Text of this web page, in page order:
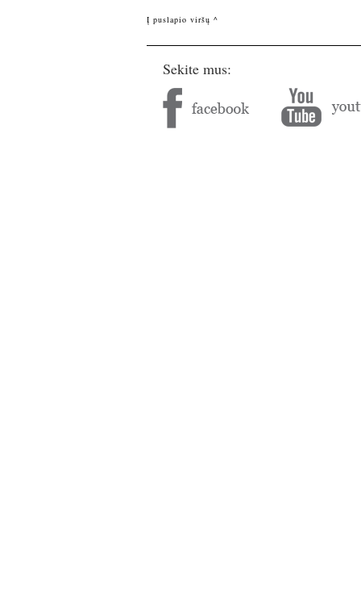
Į puslapio viršų ^
Sekite mus: